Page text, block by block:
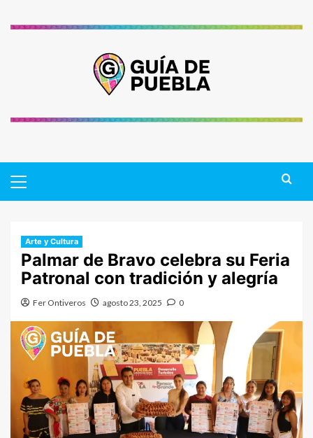
Menu
Arte y Cultura
Palmar de Bravo celebra su Feria
Patronal con tradición y alegría
Fer Ontiveros agosto 23, 2025 0